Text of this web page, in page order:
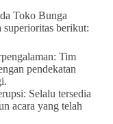
Toko Bunga
berikut:
Tim
pendekatan
Selalu tersedia
acara yang telah